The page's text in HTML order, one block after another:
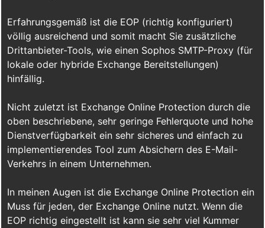
Erfahrungsgemäß ist die EOP (richtig konfiguriert)
völlig ausreichend und somit macht Sie zusätzliche
Drittanbieter-Tools, wie einen Sophos SMTP-Proxy (für
lokale oder hybride Exchange Bereitstellungen)
hinfällig.
Nicht zuletzt ist Exchange Online Protection durch die
oben beschriebene, sehr geringe Fehlerquote und hohe
Dienstverfügbarkeit ein sehr sicheres und einfach zu
implementierendes Tool zum Absichern des E-Mail-
Verkehrs in einem Unternehmen.
In meinen Augen ist die Exchange Online Protection ein
Muss für jeden, der Exchange Online nutzt. Wenn die
EOP richtig eingestellt ist kann sie sehr viel Kummer